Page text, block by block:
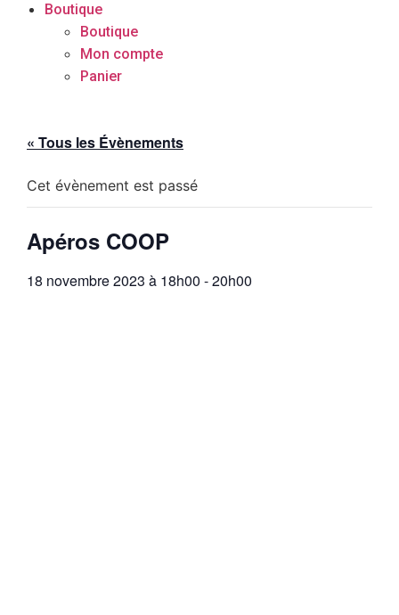
Boutique
Boutique
Mon compte
Panier
« Tous les Évènements
Cet évènement est passé
Apéros COOP
18 novembre 2023 à 18h00 -20h00